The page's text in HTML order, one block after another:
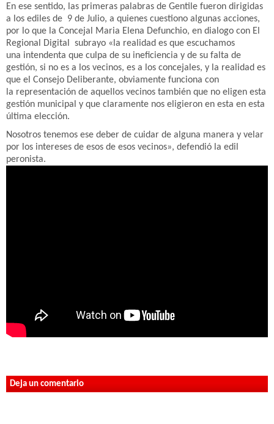
En ese sentido, las primeras palabras de Gentile fueron dirigidas
a los ediles de 9 de Julio, a quienes cuestiono algunas acciones,
por lo que la Concejal Maria Elena Defunchio, en dialogo con El
Regional Digital subrayo «la realidad es que escuchamos
una intendenta que culpa de su ineficiencia y de su falta de
gestión, si no es a los vecinos, es a los concejales, y la realidad es
que el Consejo Deliberante, obviamente funciona con
la representación de aquellos vecinos también que no eligen esta
gestión municipal y que claramente nos eligieron en esta en esta
última elección.
Nosotros tenemos ese deber de cuidar de alguna manera y velar
por los intereses de esos de esos vecinos», defendió la edil
peronista.
Deja un comentario